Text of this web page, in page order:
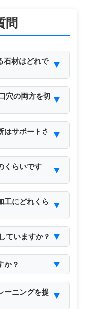
問
石材はどれで
▼
。
穴の両方を切 ▼
です。
はサポートさ
▼
。
くらいです
▼
工にどれくら
▼
ていますか？ ▼
か？ ▼
ーニングを提 ▼